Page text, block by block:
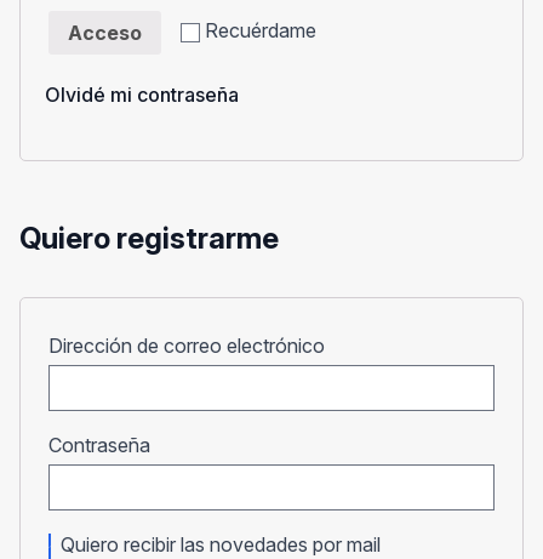
Recuérdame
Acceso
Olvidé mi contraseña
Quiero registrarme
Dirección de correo electrónico
Contraseña
Quiero recibir las novedades por mail